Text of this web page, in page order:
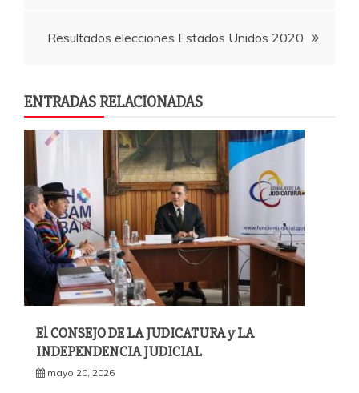
k
entradas
Resultados elecciones Estados Unidos 2020
ENTRADAS RELACIONADAS
El CONSEJO DE LA JUDICATURA y LA
INDEPENDENCIA JUDICIAL
mayo 20, 2026